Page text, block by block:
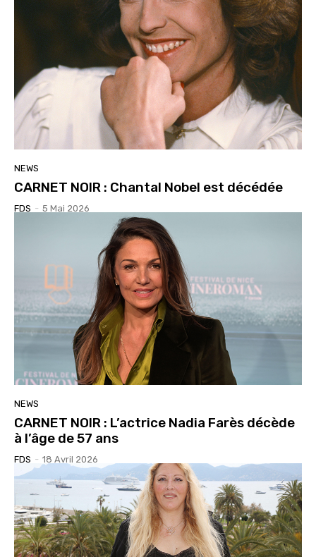
NEWS
CARNET NOIR : Chantal Nobel est décédée
FDS - 5 Mai 2026
NEWS
CARNET NOIR : L’actrice Nadia Farès décède
à l’âge de 57 ans
FDS - 18 Avril 2026